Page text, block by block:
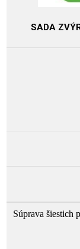
SADA
Súprava šiestich